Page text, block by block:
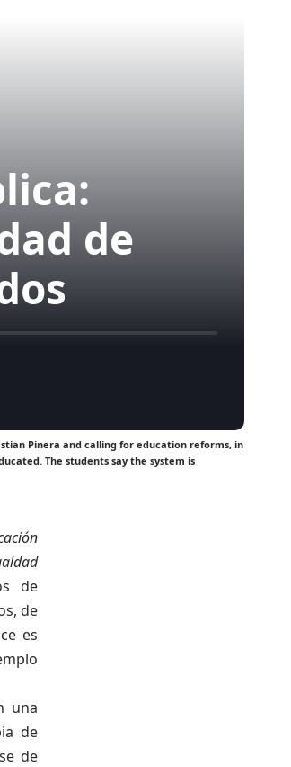
de
Pinera and calling for education reforms, in
The students say the system is
de
de
es
una
de
de